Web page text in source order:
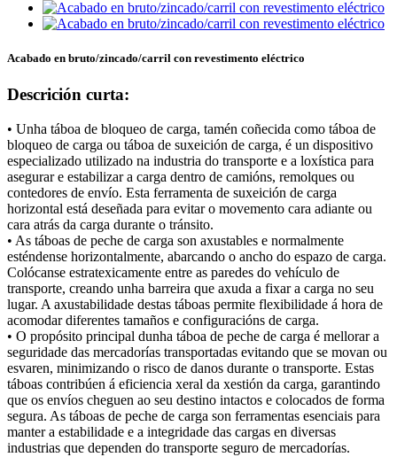
Acabado en bruto/zincado/carril con revestimento eléctrico
Descrición curta:
• Unha táboa de bloqueo de carga, tamén coñecida como táboa de
bloqueo de carga ou táboa de suxeición de carga, é un dispositivo
especializado utilizado na industria do transporte e a loxística para
asegurar e estabilizar a carga dentro de camións, remolques ou
contedores de envío. Esta ferramenta de suxeición de carga
horizontal está deseñada para evitar o movemento cara adiante ou
cara atrás da carga durante o tránsito.
• As táboas de peche de carga son axustables e normalmente
esténdense horizontalmente, abarcando o ancho do espazo de carga.
Colócanse estratexicamente entre as paredes do vehículo de
transporte, creando unha barreira que axuda a fixar a carga no seu
lugar. A axustabilidade destas táboas permite flexibilidade á hora de
acomodar diferentes tamaños e configuracións de carga.
• O propósito principal dunha táboa de peche de carga é mellorar a
seguridade das mercadorías transportadas evitando que se movan ou
esvaren, minimizando o risco de danos durante o transporte. Estas
táboas contribúen á eficiencia xeral da xestión da carga, garantindo
que os envíos cheguen ao seu destino intactos e colocados de forma
segura. As táboas de peche de carga son ferramentas esenciais para
manter a estabilidade e a integridade das cargas en diversas
industrias que dependen do transporte seguro de mercadorías.